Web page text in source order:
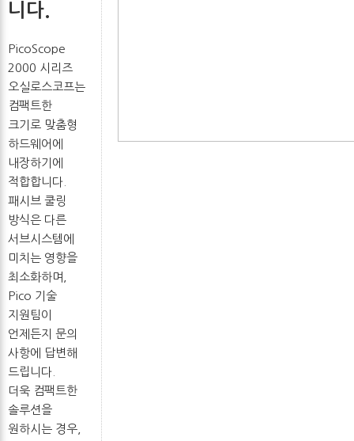
니다.
PicoScope
2000 시리즈
오실로스코프는
컴팩트한
크기로 맞춤형
하드웨어에
내장하기에
적합합니다.
패시브 쿨링
방식은 다른
서브시스템에
미치는 영향을
최소화하며,
Pico 기술
지원팀이
언제든지 문의
사항에 답변해
드립니다.
더욱 컴팩트한
솔루션을
원하시는 경우,